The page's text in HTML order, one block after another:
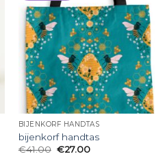
BIJENKORF HANDTAS
bijenkorf handtas
€41.00 €27.00